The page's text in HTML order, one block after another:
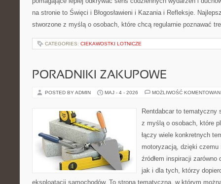
na stronie to Święci i Błogosławieni i Kazania i Refleksje.
stworzone z myślą o osobach, które chcą regularnie poznawać
CATEGORIES: CIEKAWOSTKI LOTNICZE
PORADNIKI ZAKUPOWE
POSTED BY ADMIN MAJ - 4 - 2026 MOŻLIWOŚĆ
Rentdabcar to tematyczny
z myślą o osobach, które
łączy wiele konkretnych
motoryzacją, dzięki
źródłem inspiracji zarówno
jak i dla tych, którzy
eksploatacji samochodów. To strona tematyczna, w którym